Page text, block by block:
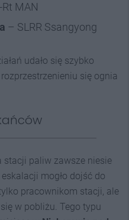
Rt MAN
– SLRR Ssangyong
udało się szybko
się ognia
stacji paliw zawsze niesie
mogło dojść do
pracownikom stacji, ale
w pobliżu. Tego typu